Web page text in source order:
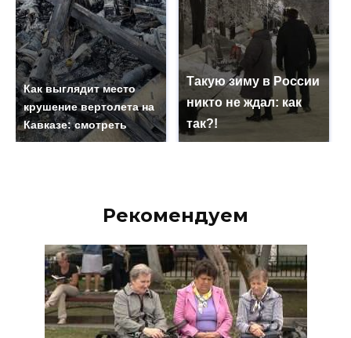
Как выглядит место
крушение вертолета на
Кавказе: смотреть
Такую зиму в России
никто не ждал: как
так?!
Рекомендуем